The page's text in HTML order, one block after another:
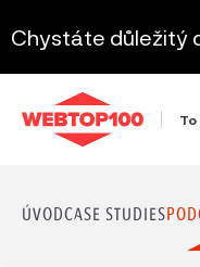
Chystáte důležitý
ÚVODCASE STUDIES